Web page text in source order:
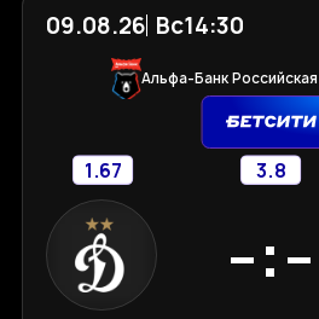
09.08.26 Вс14:30
Альфа-Банк
1.67 3.8
-:-